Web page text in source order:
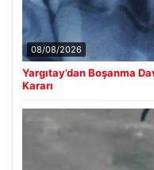
08/08/2026
Yargıtay’dan Boşanma
Kararı